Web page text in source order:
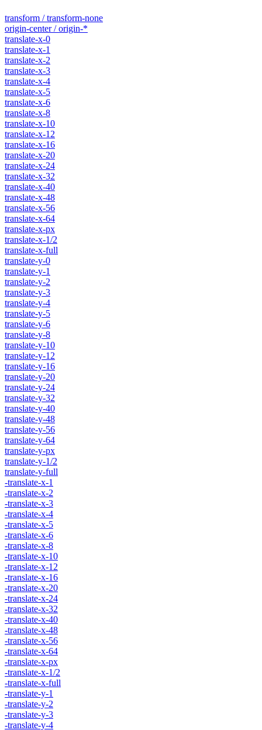
transform / transform-none
origin-center / origin-*
translate-x-0
translate-x-1
translate-x-2
translate-x-3
translate-x-4
translate-x-5
translate-x-6
translate-x-8
translate-x-10
translate-x-12
translate-x-16
translate-x-20
translate-x-24
translate-x-32
translate-x-40
translate-x-48
translate-x-56
translate-x-64
translate-x-px
translate-x-1/2
translate-x-full
translate-y-0
translate-y-1
translate-y-2
translate-y-3
translate-y-4
translate-y-5
translate-y-6
translate-y-8
translate-y-10
translate-y-12
translate-y-16
translate-y-20
translate-y-24
translate-y-32
translate-y-40
translate-y-48
translate-y-56
translate-y-64
translate-y-px
translate-y-1/2
translate-y-full
-translate-x-1
-translate-x-2
-translate-x-3
-translate-x-4
-translate-x-5
-translate-x-6
-translate-x-8
-translate-x-10
-translate-x-12
-translate-x-16
-translate-x-20
-translate-x-24
-translate-x-32
-translate-x-40
-translate-x-48
-translate-x-56
-translate-x-64
-translate-x-px
-translate-x-1/2
-translate-x-full
-translate-y-1
-translate-y-2
-translate-y-3
-translate-y-4